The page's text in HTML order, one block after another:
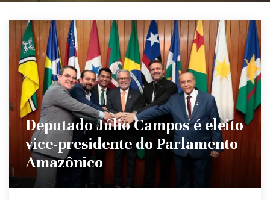
Deputado Júlio Campos é eleito
vice-presidente do Parlamento
Amazônico